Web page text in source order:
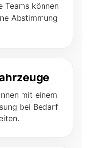
Teams können
Abstimmung
mit einem
bei Bedarf